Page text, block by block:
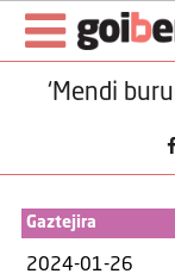
‘Mendi
Gaztejira
2024-01-26